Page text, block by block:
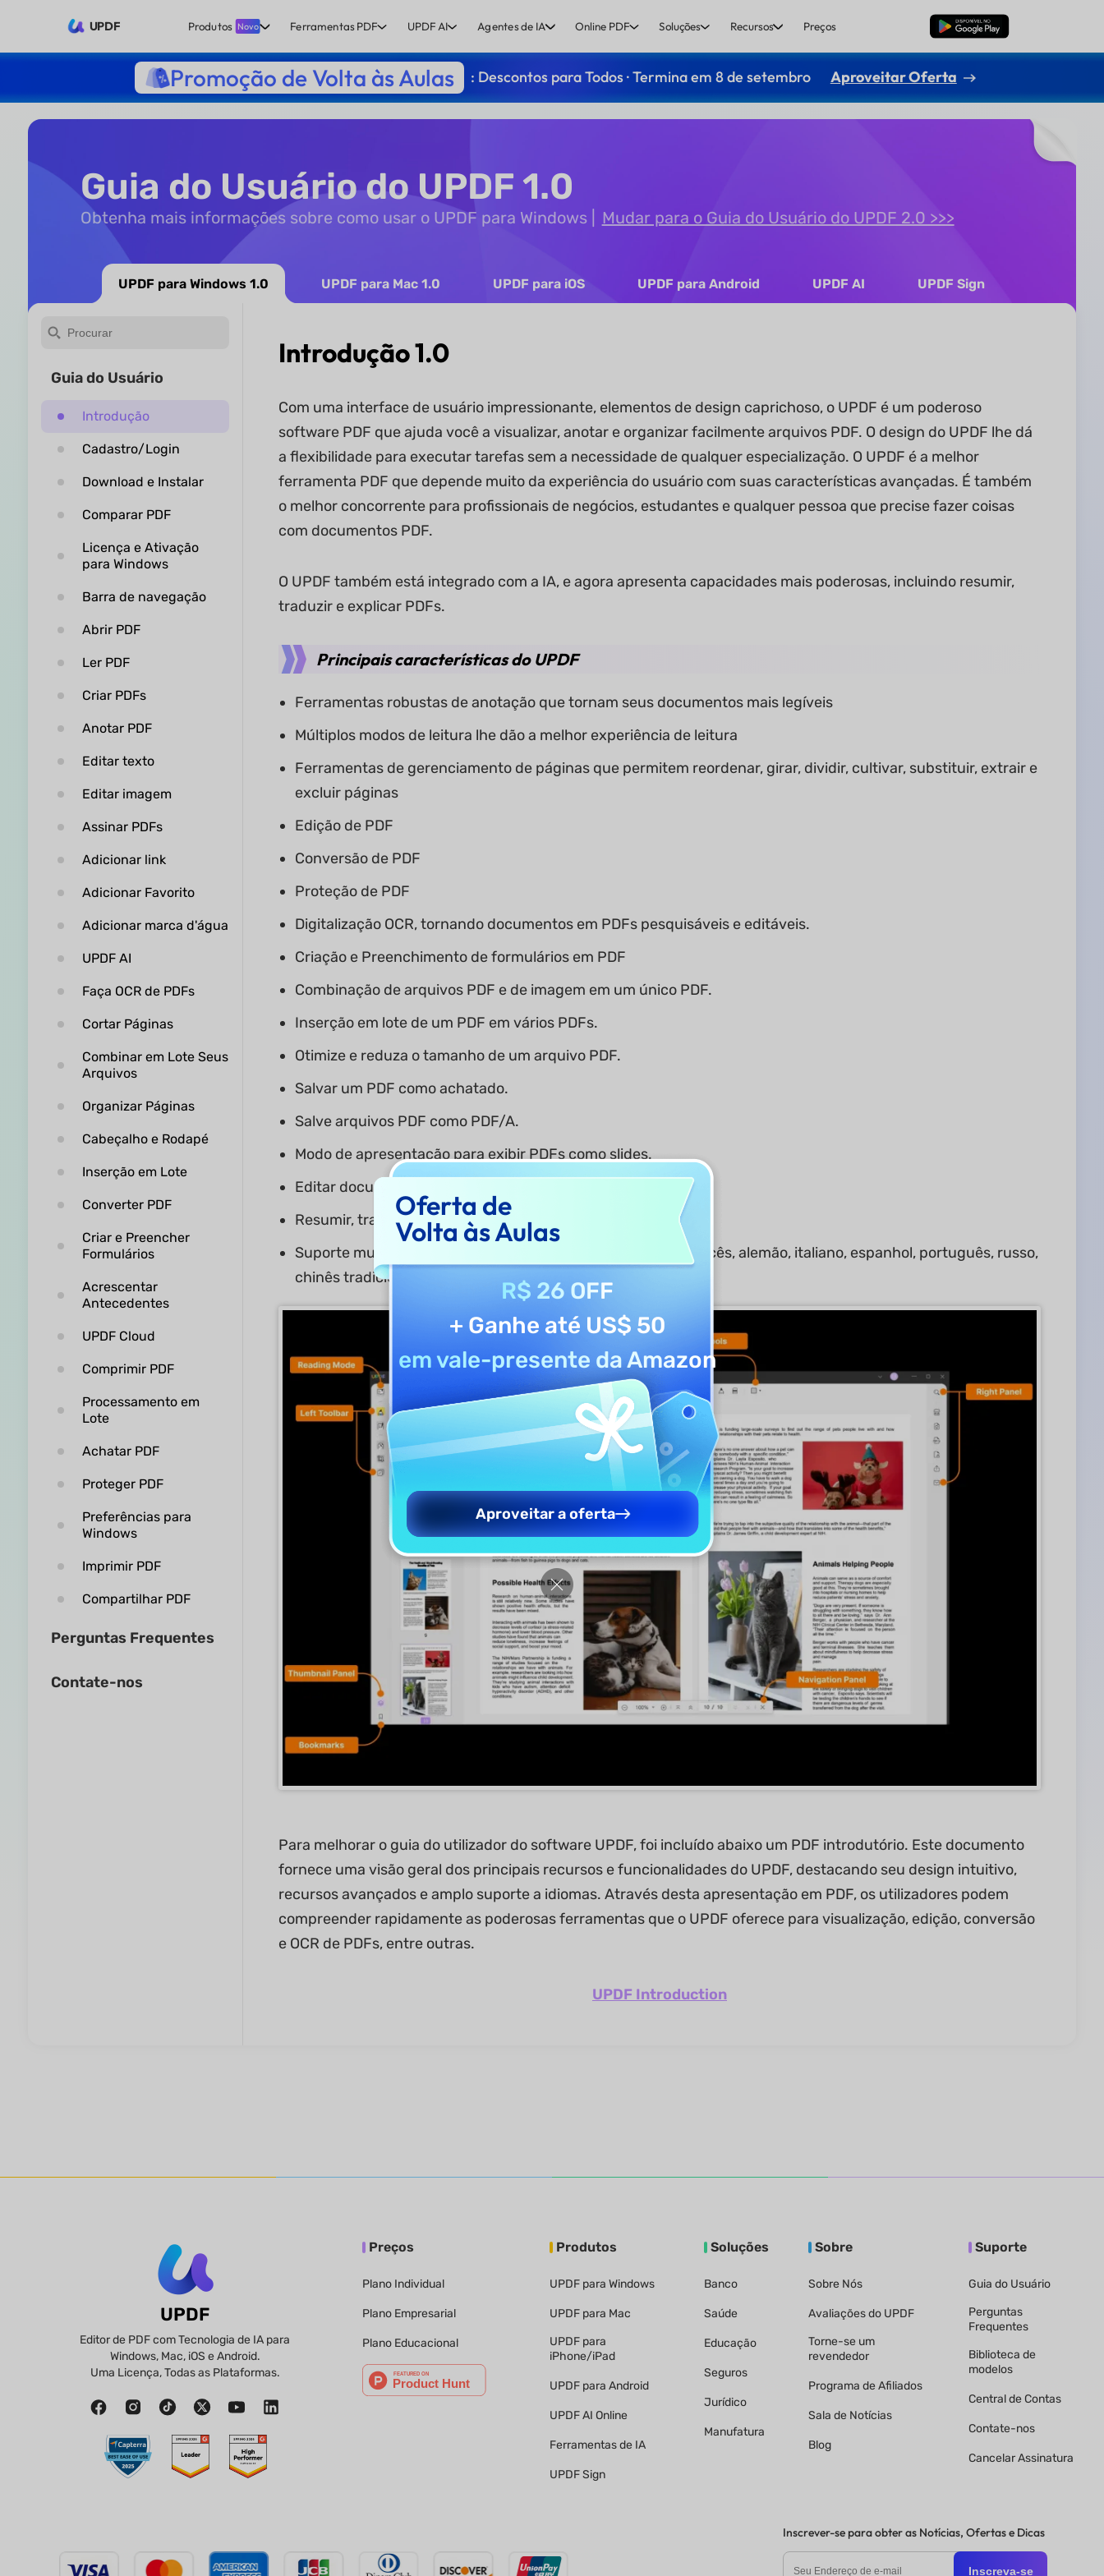
UPDF Produtos Novo Ferramentas PDF UPDF AI Agentes de IA Online PDF Soluções Recursos Preços Baixar Grátis
Promoção de Volta às Aulas : Descontos para Todos · Termina em 8 de setembro Aproveitar Oferta
Guia do Usuário do UPDF 1.0
Obtenha mais informações sobre como usar o UPDF para Windows Mudar para o Guia do Usuário do UPDF 2.0 >>>
UPDF para Windows 1.0 UPDF para Mac 1.0 UPDF para iOS UPDF para Android UPDF AI UPDF Sign
Guia do Usuário
Introdução
Cadastro/Login
Download e Instalar
Comparar PDF
Licença e Ativação
para Windows
Barra de navegação
Abrir PDF
Ler PDF
Criar PDFs
Anotar PDF
Editar texto
Editar imagem
Assinar PDFs
Adicionar link
Adicionar Favorito
Adicionar marca d'água
UPDF AI
Faça OCR de PDFs
Cortar Páginas
Combinar em Lote Seus
Arquivos
Organizar Páginas
Cabeçalho e Rodapé
Inserção em Lote
Converter PDF
Criar e Preencher
Formulários
Acrescentar
Antecedentes
UPDF Cloud
Comprimir PDF
Processamento em
Lote
Achatar PDF
Proteger PDF
Preferências para
Windows
Imprimir PDF
Compartilhar PDF
Perguntas Frequentes
Contate-nos
Introdução 1.0
Com uma interface de usuário impressionante, elementos de design caprichoso, o UPDF é um poderoso
software PDF que ajuda você a visualizar, anotar e organizar facilmente arquivos PDF. O design do UPDF lhe dá
a flexibilidade para executar tarefas sem a necessidade de qualquer especialização. O UPDF é a melhor
ferramenta PDF que depende muito da experiência do usuário com suas características avançadas. É também
o melhor concorrente para profissionais de negócios, estudantes e qualquer pessoa que precise fazer coisas
com documentos PDF.
O UPDF também está integrado com a IA, e agora apresenta capacidades mais poderosas, incluindo resumir,
traduzir e explicar PDFs.
Principais características do UPDF
Ferramentas robustas de anotação que tornam seus documentos mais legíveis
Múltiplos modos de leitura lhe dão a melhor experiência de leitura
Ferramentas de gerenciamento de páginas que permitem reordenar, girar, dividir, cultivar, substituir, extrair e
excluir páginas
Edição de PDF
Conversão de PDF
Proteção de PDF
Digitalização OCR, tornando documentos em PDFs pesquisáveis e editáveis.
Criação e Preenchimento de formulários em PDF
Combinação de arquivos PDF e de imagem em um único PDF.
Inserção em lote de um PDF em vários PDFs.
Otimize e reduza o tamanho de um arquivo PDF.
Salvar um PDF como achatado.
Salve arquivos PDF como PDF/A.
Modo de apresentação para exibir PDFs como slides.
Editar documentos em PDF em hebraico e árabe.
Resumir, traduzir e explicar PDFs.
Suporte multilíngue e UPDF estão disponíveis em inglês, francês, alemão, italiano, espanhol, português, russo,
chinês tradicional, chinês simplificado, japonês e coreano.
Para melhorar o guia do utilizador do software UPDF, foi incluído abaixo um PDF introdutório. Este documento
fornece uma visão geral dos principais recursos e funcionalidades do UPDF, destacando seu design intuitivo,
recursos avançados e amplo suporte a idiomas. Através desta apresentação em PDF, os utilizadores podem
compreender rapidamente as poderosas ferramentas que o UPDF oferece para visualização, edição, conversão
e OCR de PDFs, entre outras.
UPDF Introduction
Oferta de
Volta às Aulas
R$ 26 OFF
+ Ganhe até US$ 50
em vale-presente da Amazon
Aproveitar a oferta
UPDF
Editor de PDF com Tecnologia de IA para
Windows, Mac, iOS e Android.
Uma Licença, Todas as Plataformas.
Preços
Plano Individual
Plano Empresarial
Plano Educacional
Produtos
UPDF para Windows
UPDF para Mac
UPDF para
iPhone/iPad
UPDF para Android
UPDF AI Online
Ferramentas de IA
UPDF Sign
Soluções
Banco
Saúde
Educação
Seguros
Jurídico
Manufatura
Sobre
Sobre Nós
Avaliações do UPDF
Torne-se um
revendedor
Programa de Afiliados
Sala de Notícias
Blog
Suporte
Guia do Usuário
Perguntas
Frequentes
Biblioteca de
modelos
Central de Contas
Contate-nos
Cancelar Assinatura
Inscrever-se para obter as Notícias, Ofertas e Dicas
Inscreva-se